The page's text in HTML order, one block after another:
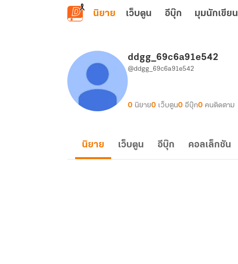
ข้ามไปยังเนื้อหาหลัก
นิยาย เว็บตูน อีบุ๊ก มุมนักเขียน
ddgg_69c6a91e542
@ddgg_69c6a91e542
0 นิยาย0 เว็บตูน0 อีบุ๊ก0 คนติดตาม
นิยาย เว็บตูน อีบุ๊ก คอลเล็กชัน